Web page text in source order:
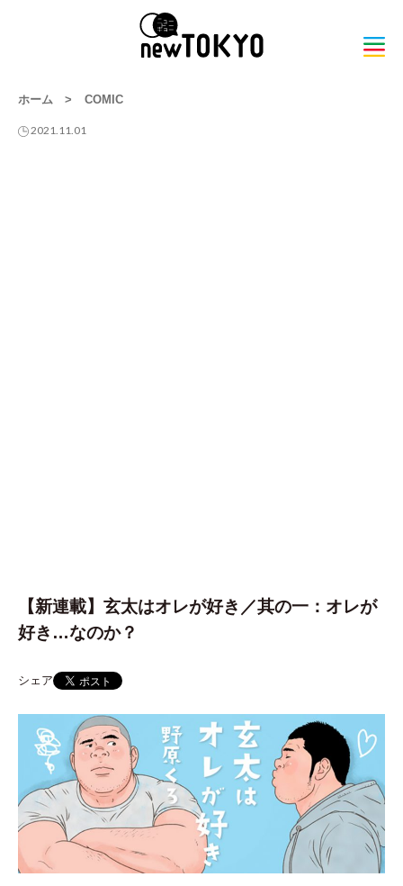
ホーム > COMIC
2021.11.01
【新連載】玄太はオレが好き／其の一：オレが
好き…なのか？
シェア